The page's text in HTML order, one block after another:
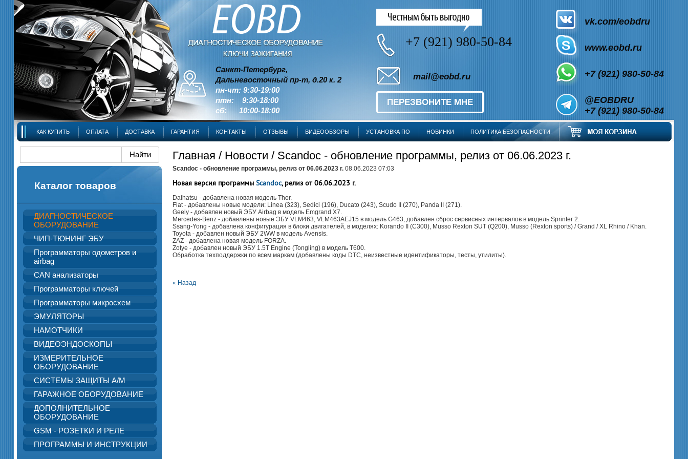
Санкт-Петербург,
Дальневосточный пр-т, д.20 к. 2
пн-чт: 9:30-19:00
птн: 9:30-18:00
сб: 10:00-18:00
+7 (921) 980-50-84
mail@eobd.ru
ПЕРЕЗВОНИТЕ МНЕ
vk.com/eobdru
www.eobd.ru
+7 (921) 980-50-84
@EOBDRU
+7 (921) 980-50-84
КАК КУПИТЬ ОПЛАТА ДОСТАВКА ГАРАНТИЯ КОНТАКТЫ ОТЗЫВЫ ВИДЕООБЗОРЫ УСТАНОВКА ПО НОВИНКИ ПОЛИТИКА БЕЗОПАСНОСТИ
Каталог товаров
ДИАГНОСТИЧЕСКОЕ
ОБОРУДОВАНИЕ
ЧИП-ТЮНИНГ ЭБУ
Программаторы одометров и
airbag
CAN анализаторы
Программаторы ключей
Программаторы микросхем
ЭМУЛЯТОРЫ
НАМОТЧИКИ
ВИДЕОЭНДОСКОПЫ
ИЗМЕРИТЕЛЬНОЕ
ОБОРУДОВАНИЕ
СИСТЕМЫ ЗАЩИТЫ А/М
ГАРАЖНОЕ ОБОРУДОВАНИЕ
ДОПОЛНИТЕЛЬНОЕ
ОБОРУДОВАНИЕ
GSM - РОЗЕТКИ И РЕЛЕ
ПРОГРАММЫ И ИНСТРУКЦИИ
Главная / Новости / Scandoc - обновление программы, релиз от 06.06.2023 г.
Scandoc - обновление программы, релиз от 06.06.2023 г.08.06.2023 07:03
Новая версия программы Scandoc, релиз от 06.06.2023 г.
Daihatsu - добавлена новая модель Thor.
Fiat - добавлены новые модели: Linea (323), Sedici (196), Ducato (243), Scudo II (270), Panda II (271).
Geely - добавлен новый ЭБУ Airbag в модель Emgrand X7.
Mercedes‑Benz - добавлены новые ЭБУ VLM463, VLM463AEJ15 в модель G463, добавлен сброс сервисных интервалов в модель Sprinter 2.
Ssang-Yong - добавлена конфигурация в блоки двигателей, в моделях: Korando II (C300), Musso Rexton SUT (Q200), Musso (Rexton sports) / Grand / XL Rhino / Khan.
Toyota - добавлен новый ЭБУ 2WW в модель Avensis.
ZAZ - добавлена новая модель FORZA.
Zotye - добавлен новый ЭБУ 1.5T Engine (Tongling) в модель T600.
Обработка техподдержки по всем маркам (добавлены коды DTC, неизвестные идентификаторы, тесты, утилиты).
« Назад